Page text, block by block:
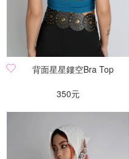
背面星星鏤空Bra Top
350元